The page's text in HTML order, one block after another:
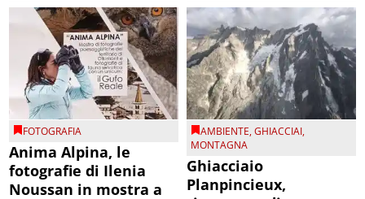
FOTOGRAFIA
Anima Alpina, le
fotografie di Ilenia
Noussan in mostra a
AMBIENTE,GHIACCIAI,
MONTAGNA
Ghiacciaio
Planpincieux,